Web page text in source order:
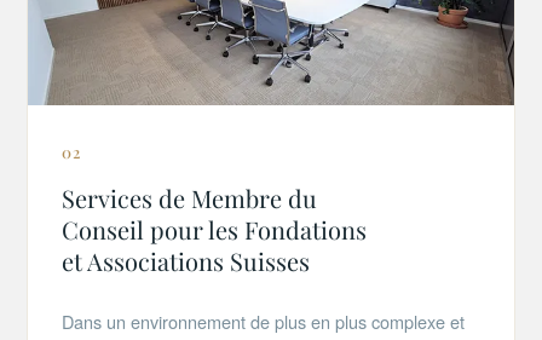
02
Services de Membre du
Conseil pour les Fondations
et Associations Suisses
Dans un environnement de plus en plus complexe et